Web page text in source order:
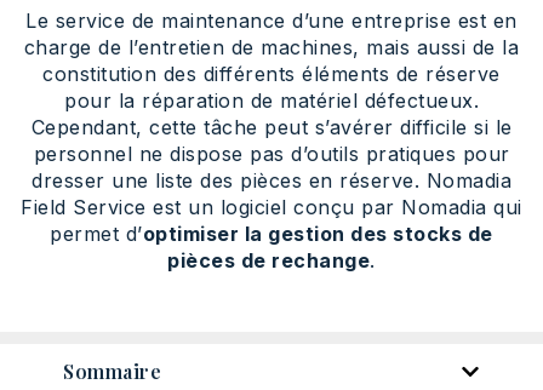
Le service de maintenance d’une entreprise est en
charge de l’entretien de machines, mais aussi de la
constitution des différents éléments de réserve
pour la réparation de matériel défectueux.
Cependant, cette tâche peut s’avérer difficile si le
personnel ne dispose pas d’outils pratiques pour
dresser une liste des pièces en réserve. Nomadia
Field Service est un logiciel conçu par Nomadia qui
permet d’optimiser la gestion des stocks de
pièces de rechange.
Sommaire